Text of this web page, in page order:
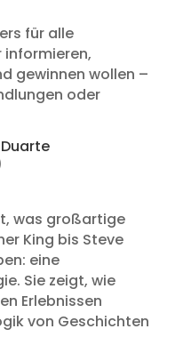
für alle
informieren,
gewinnen wollen –
oder
was großartige
King bis Steve
eine
Sie zeigt, wie
Erlebnissen
von Geschichten